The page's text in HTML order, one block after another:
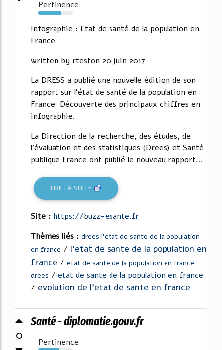
Pertinence
66%
Infographie : Etat de santé de la population en
France
written by rteston 20 juin 2017
La DRESS a publié une nouvelle édition de son
rapport sur l'état de santé de la population en
France. Découverte des principaux chiffres en
infographie.
La Direction de la recherche, des études, de
l'évaluation et des statistiques (Drees) et Santé
publique France ont publié le nouveau rapport...
LIRE LA SUITE
Site : https://buzz-esante.fr
Thèmes liés : drees l'etat de sante de la population
en france / l'etat de sante de la population en
france / etat de sante de la population en france
drees / etat de sante de la population en france
/ evolution de l'etat de sante en france
0
Santé - diplomatie.gouv.fr
Pertinence